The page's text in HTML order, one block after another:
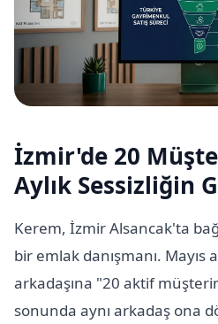
İzmir'de 20
Aylık Sessizliğin
Kerem, İzmir Alsancak'ta
bir emlak danışmanı. Mayıs
arkadaşına "20 aktif
sonunda aynı arkadaş ona